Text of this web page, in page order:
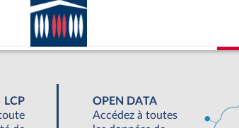
LCP
OPEN DATA
Accédez à toutes